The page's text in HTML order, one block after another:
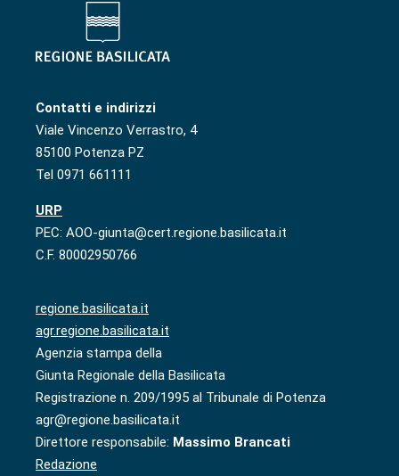
Contatti e indirizzi
Viale Vincenzo Verrastro, 4
85100 Potenza PZ
Tel 0971 661111
URP
PEC: AOO-giunta@cert.regione.basilicata.it
C.F. 80002950766
regione.basilicata.it
agr.regione.basilicata.it
Agenzia stampa della
Giunta Regionale della Basilicata
Registrazione n. 209/1995 al Tribunale di Potenza
agr@regione.basilicata.it
Direttore responsabile: Massimo Brancati
Redazione